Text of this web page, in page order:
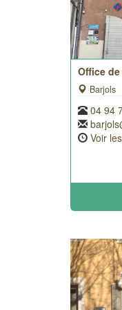
Office
Barjols
04 94
Voir